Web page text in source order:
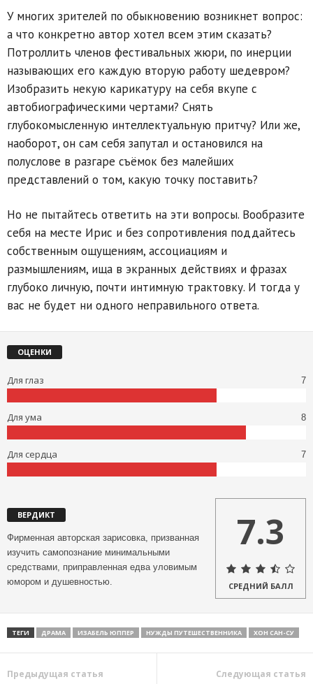
У многих зрителей по обыкновению возникнет вопрос:
а что конкретно автор хотел всем этим сказать?
Потроллить членов фестивальных жюри, по инерции
называющих его каждую вторую работу шедевром?
Изобразить некую карикатуру на себя вкупе с
автобиографическими чертами? Снять
глубокомысленную интеллектуальную притчу? Или же,
наоборот, он сам себя запутал и остановился на
полуслове в разгаре съёмок без малейших
представлений о том, какую точку поставить?
Но не пытайтесь ответить на эти вопросы. Вообразите
себя на месте Ирис и без сопротивления поддайтесь
собственным ощущениям, ассоциациям и
размышлениям, ища в экранных действиях и фразах
глубоко личную, почти интимную трактовку. И тогда у
вас не будет ни одного неправильного ответа.
ОЦЕНКИ
Для глаз 7
Для ума 8
Для сердца 7
ВЕРДИКТ
Фирменная авторская зарисовка, призванная
изучить самопознание минимальными
средствами, приправленная едва уловимым
юмором и душевностью.
7.3
СРЕДНИЙ БАЛЛ
ТЕГИ ДРАМА ИЗАБЕЛЬ ЮППЕР НУЖДЫ ПУТЕШЕСТВЕННИКА ХОН САН-СУ
Предыдущая статья Следующая статья